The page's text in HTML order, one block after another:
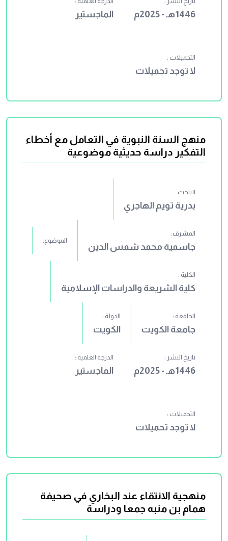
1446هـ - 2025م الماجستير
التحميلات :
لا توجد تحميلات
منهج السنة النبوية في التعامل مع أخطاء
التفكير دراسة حديثية موضوعية
الباحث
بدرية تويم الهاجري
المشرف:
جاسمية محمد شمس الدين
الموضوع:
الكلية :
كلية الشريعة والدراسات الإسلامية
الجامعة :
جامعة الكويت
الدولة :
الكويت
تاريخ النشر :
1446هـ - 2025م
الدرجة العلمية :
الماجستير
التحميلات :
لا توجد تحميلات
منهجية الانتقاء عند البخاري في صحيفة
همام بن منبه جمعا ودراسة